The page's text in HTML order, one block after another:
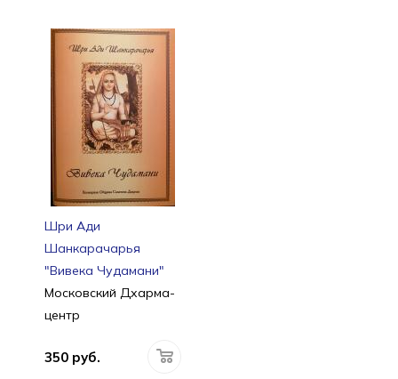
Шри Ади
Шанкарачарья
"Вивека Чудамани"
Московский Дхарма-
центр
350 руб.